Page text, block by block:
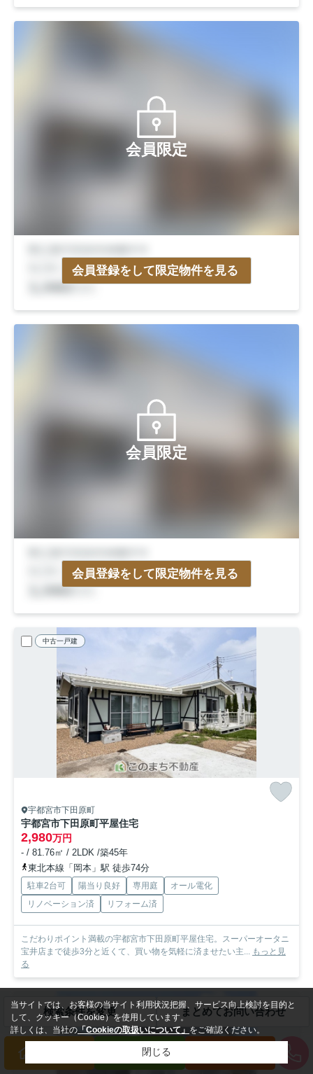
会員限定
会員登録をして限定物件を見る
会員限定
会員登録をして限定物件を見る
中古一戸建
宇都宮市下田原町
宇都宮市下田原町平屋住宅
2,980万円
- / 81.76㎡ / 2LDK /築45年
東北本線「岡本」駅 徒歩74分
駐車2台可 陽当り良好 専用庭
オール電化
リノベーション済
リフォーム済
こだわりポイント満載の宇都宮市下田原町平屋住宅。スーパーオータニ
宝井店まで徒歩3分と近くて、買い物を気軽に済ませたい主... もっと見
る
新築一戸建
検索条件を変更 まとめてお問い合わせ
売りたい方
当サイトでは、お客様の当サイト利用状況把握、サービス向上検討を目的と
して、クッキー（Cookie）を使用しています。
詳しくは、当社の 「Cookieの取扱いについて」 をご確認ください。
閉じる